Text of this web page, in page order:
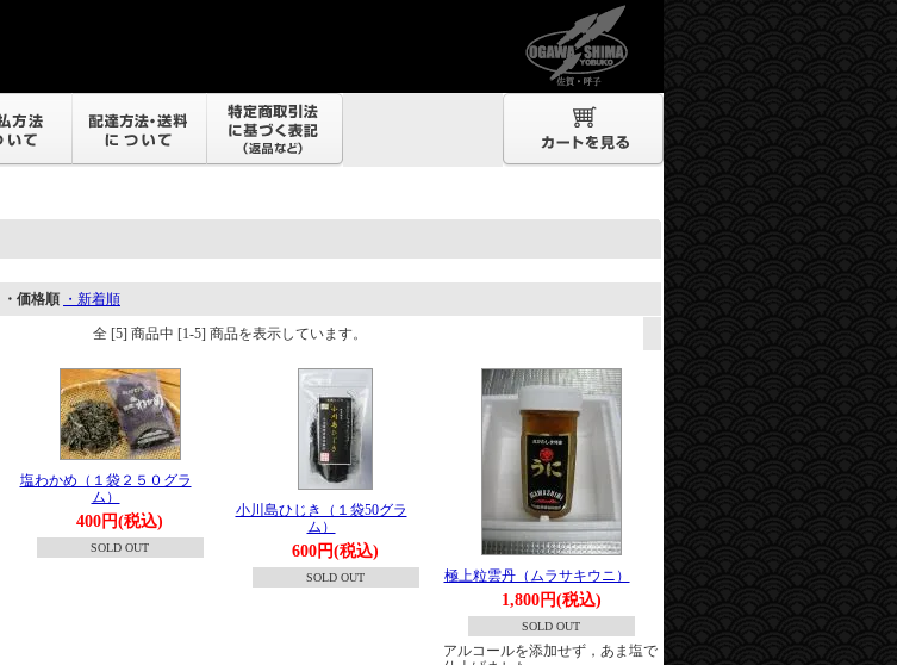
・価格順 ・新着順
全 [5] 商品中 [1-5] 商品を表示しています。
塩わかめ（１袋２５０グラ
ム）
400円(税込)
SOLD OUT
小川島ひじき（１袋50グラ
ム）
600円(税込)
SOLD OUT 極上粒雲丹（ムラサキウニ）
1,800円(税込)
SOLD OUT
アルコールを添加せず，あま塩で